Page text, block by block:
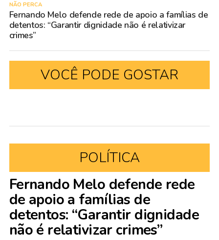
NÃO PERCA
Fernando Melo defende rede de apoio a famílias de
detentos: “Garantir dignidade não é relativizar
crimes”
VOCÊ PODE GOSTAR
POLÍTICA
Fernando Melo defende rede
de apoio a famílias de
detentos: “Garantir dignidade
não é relativizar crimes”